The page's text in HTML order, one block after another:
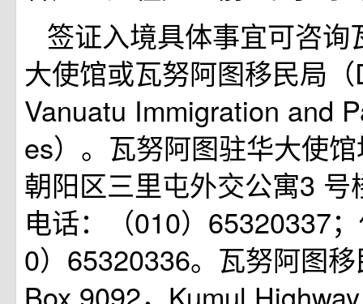
签证入境具体事宜可咨询
大使馆或瓦努阿图移民局
Vanuatu Immigration and
es）。瓦努阿图驻华大使
朝阳区三里屯外交公寓3 号
电话：（010）65320337
0）65320336。瓦努阿图